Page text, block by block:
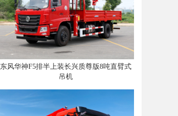
东风华神F5排半上装长兴质尊版8吨直臂式
吊机